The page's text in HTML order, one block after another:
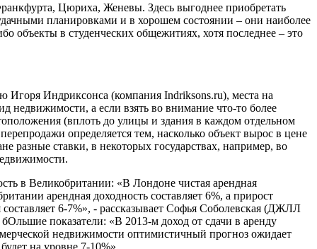
Цюриха, Женевы. Здесь выгоднее приобретать
планировками и в хорошем состоянии – они наиболее
объекты в студенческих общежитиях, хотя последнее – это
Индриксонса (компания Indriksons.ru), места на
недвижимости, а если взять во внимание что-то более
(вплоть до улицы и здания в каждом отдельном
определяется тем, насколько объект вырос в цене
разные ставки, в некоторых государствах, например, во
в Великобритании: «В Лондоне чистая арендная
арендная доходность составляет 6%, а прирост
6-7%», - рассказывает Софья Соболевская (ДЖЛЛ
показатели: «В 2013-м доход от сдачи в аренду
недвижимости оптимистичный прогноз ожидает
на уровне 7-10%».